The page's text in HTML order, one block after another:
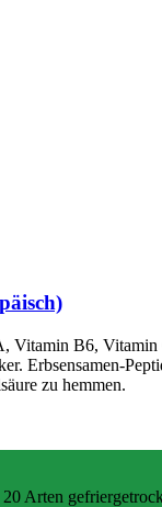
Vitamin B6,
Erbsensamen-
zu hemmen.
Arten